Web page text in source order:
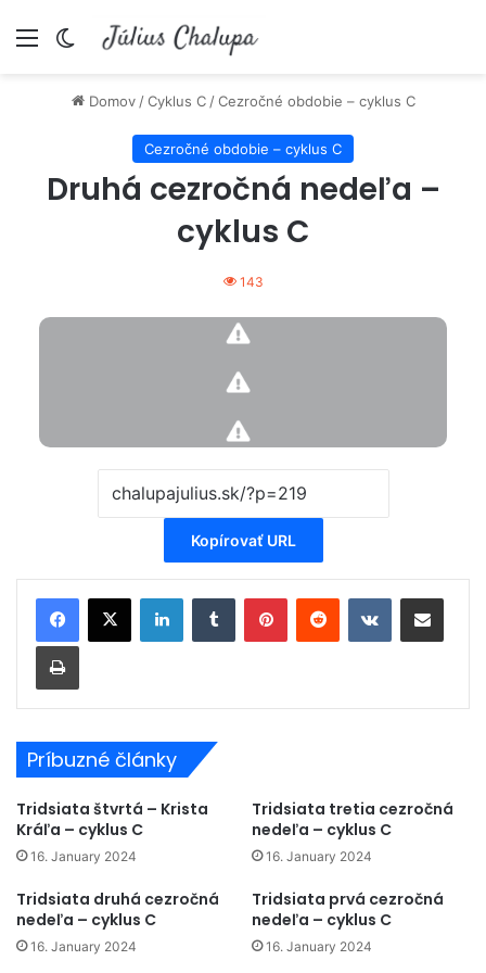
Menu Switch skin
Domov / Cyklus C / Cezročné obdobie – cyklus C
Cezročné obdobie – cyklus C
Druhá cezročná nedeľa –
cyklus C
143
Kopírovať URL
LinkedInTumblr PinterestReddit VKontakteZdieľať cez email
Tlačiť
Príbuzné články
Tridsiata štvrtá – Krista
Kráľa – cyklus C
16. January 2024
Tridsiata tretia cezročná
nedeľa – cyklus C
16. January 2024
Tridsiata druhá cezročná
nedeľa – cyklus C
16. January 2024
Tridsiata prvá cezročná
nedeľa – cyklus C
16. January 2024